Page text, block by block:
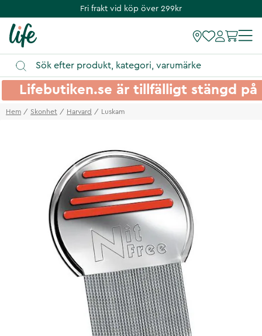
Fri frakt vid köp över 299kr
Lifebutiken.se är tillfälligt stängd
Hem Skonhet Harvard Luskam